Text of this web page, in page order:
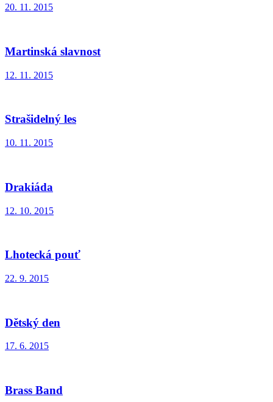
20. 11. 2015
Martinská slavnost
12. 11. 2015
Strašidelný les
10. 11. 2015
Drakiáda
12. 10. 2015
Lhotecká pouť
22. 9. 2015
Dětský den
17. 6. 2015
Brass Band